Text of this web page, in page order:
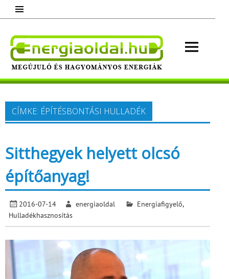
content
Megújuló és hagyományos energiák.
Minden, ami energia!
CÍMKE: ÉPÍTÉSBONTÁSI HULLADÉK
Sitthegyek helyett olcsó
építőanyag!
2016-07-14 energiaoldal Energiafigyelő,
Hulladékhasznosítás